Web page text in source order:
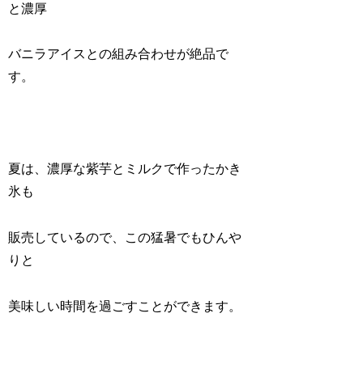
と濃厚
バニラアイスとの組み合わせが絶品で
す。
夏は、濃厚な紫芋とミルクで作ったかき
氷も
販売しているので、この猛暑でもひんや
りと
美味しい時間を過ごすことができます。